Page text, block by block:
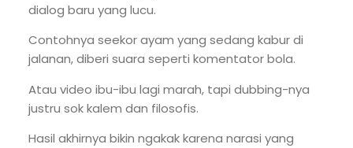
dialog baru yang lucu.
Contohnya seekor ayam yang sedang kabur di
jalanan, diberi suara seperti komentator bola.
Atau video ibu-ibu lagi marah, tapi dubbing-nya
justru sok kalem dan filosofis.
Hasil akhirnya bikin ngakak karena narasi yang